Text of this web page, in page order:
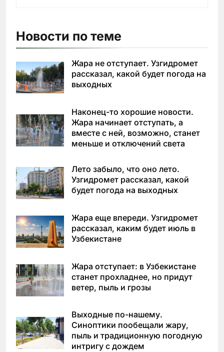
Новости по теме
Жара не отступает. Узгидромет
рассказал, какой будет погода на
выходных
Наконец-то хорошие новости.
Жара начинает отступать, а
вместе с ней, возможно, станет
меньше и отключений света
Лето забыло, что оно лето.
Узгидромет рассказал, какой
будет погода на выходных
Жара еще впереди. Узгидромет
рассказал, каким будет июль в
Узбекистане
Жара отступает: в Узбекистане
станет прохладнее, но придут
ветер, пыль и грозы
Выходные по-нашему.
Синоптики пообещали жару,
пыль и традиционную погодную
интригу с дождем